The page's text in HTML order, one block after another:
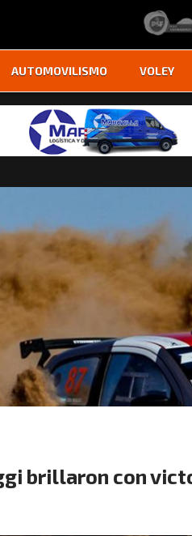
AUTOMOVILISMO VOLEY
brillaron con